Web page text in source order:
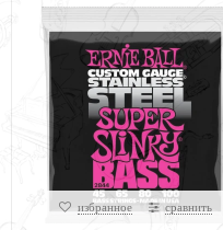
избранное сравнить